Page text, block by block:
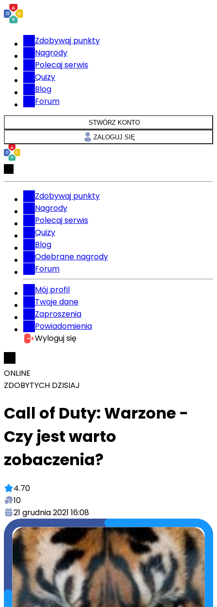
Zdobywaj punkty
Nagrody
Polecaj serwis
Quizy
Blog
Forum
STWÓRZ KONTO
ZALOGUJ SIĘ
Zdobywaj punkty
Nagrody
Polecaj serwis
Quizy
Blog
Odebrane nagrody
Forum
Mój profil
Twoje dane
Zaproszenia
Powiadomienia
Wyloguj się
ONLINE
ZDOBYTYCH DZISIAJ
Call of Duty: Warzone -
Czy jest warto
zobaczenia?
4.70
10
21 grudnia 2021 16:08